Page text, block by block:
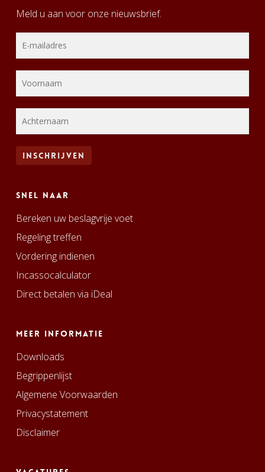
Meld u aan voor onze nieuwsbrief.
Snel naar
Bereken uw beslagvrije voet
Regeling treffen
Vordering indienen
Incassocalculator
Direct betalen via iDeal
Meer informatie
Downloads
Begrippenlijst
Algemene Voorwaarden
Privacystatement
Disclaimer